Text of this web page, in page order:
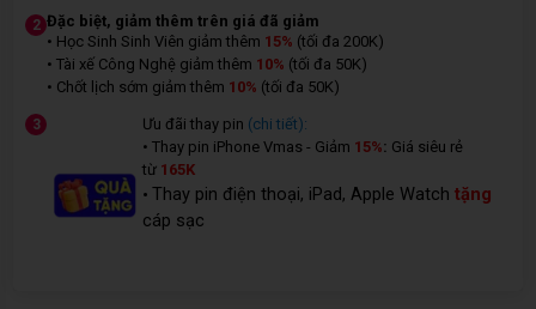
2 Đặc biệt, giảm thêm trên giá đã giảm
• Học Sinh Sinh Viên giảm thêm 15% (tối đa 200K)
• Tài xế Công Nghệ giảm thêm 10% (tối đa 50K)
• Chốt lịch sớm giảm thêm 10% (tối đa 50K)
3 Ưu đãi thay pin (chi tiết):
• Thay pin iPhone Vmas - Giảm 15%: Giá siêu rẻ
từ 165K
• Thay pin điện thoại, iPad, Apple Watch tặng
cáp sạc